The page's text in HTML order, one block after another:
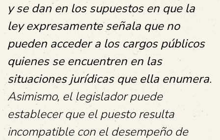
y se dan en los supuestos en que la
ley expresamente señala que no
pueden acceder a los cargos públicos
quienes se encuentren en las
situaciones jurídicas que ella enumera.
Asimismo, el legislador puede
establecer que el puesto resulta
incompatible con el desempeño de